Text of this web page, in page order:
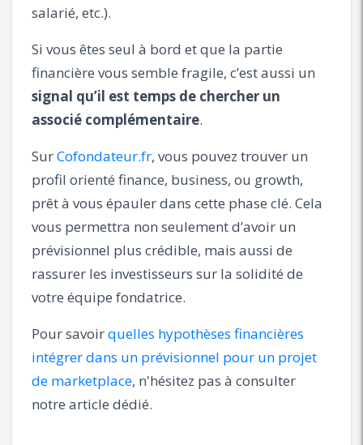
salarié, etc.).
Si vous êtes seul à bord et que la partie
financière vous semble fragile, c’est aussi un
signal qu’il est temps de chercher un
associé complémentaire.
SurCofondateur.fr, vous pouvez trouver un
profil orienté finance, business, ou growth,
prêt à vous épauler dans cette phase clé. Cela
vous permettra non seulement d’avoir un
prévisionnel plus crédible, mais aussi de
rassurer les investisseurs sur la solidité de
votre équipe fondatrice.
Pour savoirquelles hypothèses financières
intégrer dans un prévisionnel pour un projet
de marketplace, n'hésitez pas à consulter
notre article dédié.